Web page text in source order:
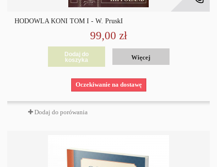
HODOWLA KONI TOM I - W. PruskI
99,00 zł
Dodaj do
koszyka
Więcej
Oczekiwanie na dostawę
Dodaj do porówania